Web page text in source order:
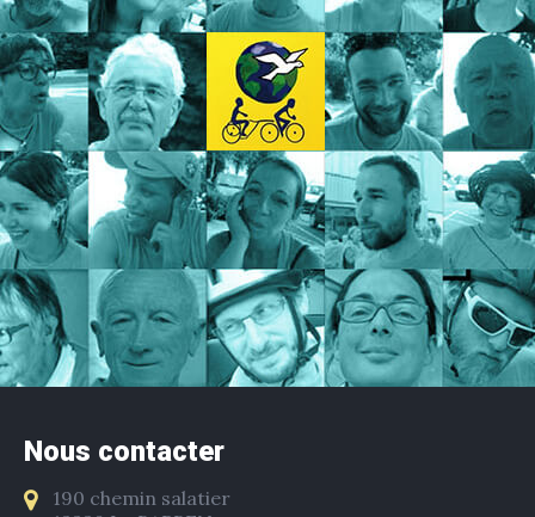
Nous contacter
190 chemin salatier